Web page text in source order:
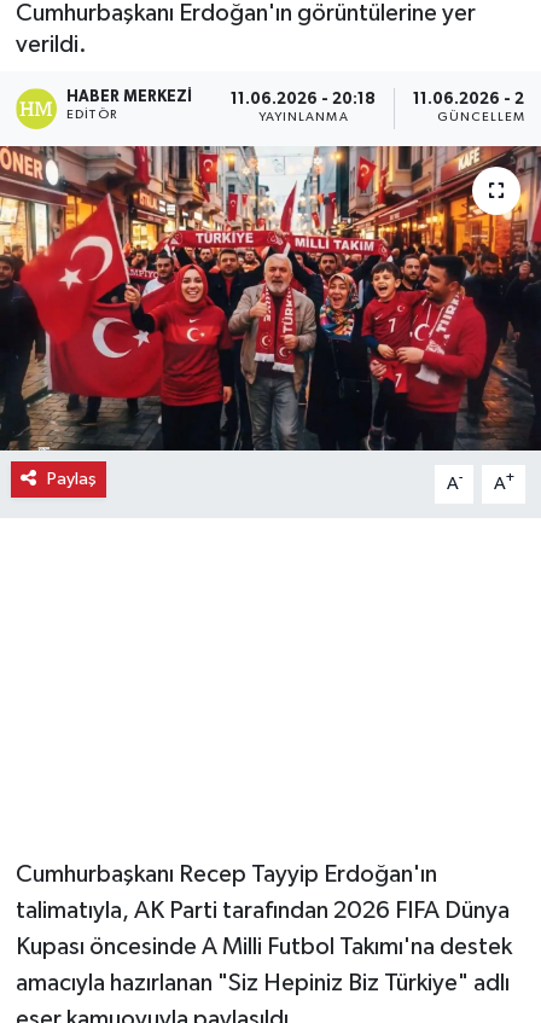
Cumhurbaşkanı Erdoğan'ın görüntülerine yer
verildi.
HABER MERKEZI
EDITÖR
11.06.2026 - 20:18
YAYINLANMA
11.06.2026 -
GÜNCELLEME
Paylaş A- A+
Cumhurbaşkanı Recep Tayyip Erdoğan'ın
talimatıyla, AK Parti tarafından 2026 FIFA Dünya
Kupası öncesinde A Milli Futbol Takımı'na destek
amacıyla hazırlanan "Siz Hepiniz Biz Türkiye" adlı
Eleman
Emlak
Gündem
Gurme
Haber
İlçe Haberleri
Keşfet
Kültür & Sanat
Sonsöz Özel